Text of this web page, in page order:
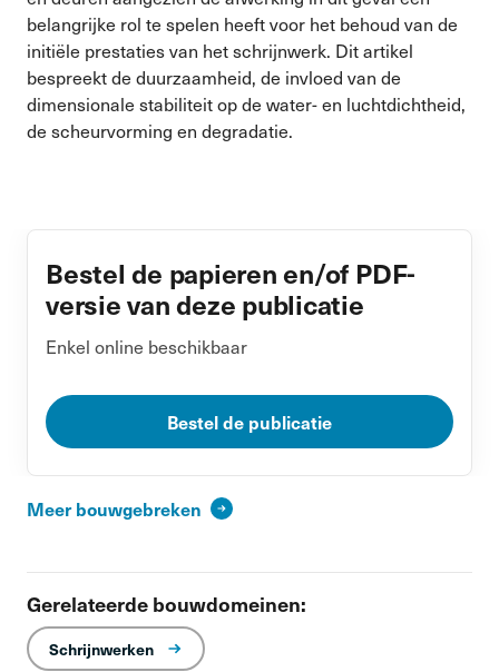
belangrijke rol te spelen heeft voor het behoud van de
initiële prestaties van het schrijnwerk. Dit artikel
bespreekt de duurzaamheid, de invloed van de
dimensionale stabiliteit op de water- en luchtdichtheid,
de scheurvorming en degradatie.
Bestel de papieren en/of PDF-
versie van deze publicatie
Enkel online beschikbaar
Bestel de publicatie
Meer bouwgebreken
Gerelateerde bouwdomeinen:
Schrijnwerken